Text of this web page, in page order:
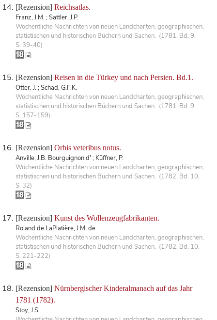
[Rezension] Reichsatlas.
Franz, J.M. ; Sattler, J.P.
Wöchentliche Nachrichten von neuen Landcharten, geographischen,
statistischen und historischen Büchern und Sachen. (1781, Bd. 9,
S. 39-40)
[Rezension] Reisen in die Türkey und nach Persien. Bd.1.
Otter, J. ; Schad, G.F.K.
Wöchentliche Nachrichten von neuen Landcharten, geographischen,
statistischen und historischen Büchern und Sachen. (1781, Bd. 9,
S. 157-159)
[Rezension] Orbis veteribus notus.
Anville, J.B. Bourguignon d' ; Küffner, P.
Wöchentliche Nachrichten von neuen Landcharten, geographischen,
statistischen und historischen Büchern und Sachen. (1782, Bd. 10,
S. 32)
[Rezension] Kunst des Wollenzeugfabrikanten.
Roland de LaPlatière, J.M. de
Wöchentliche Nachrichten von neuen Landcharten, geographischen,
statistischen und historischen Büchern und Sachen. (1782, Bd. 10,
S. 221-222)
[Rezension] Nürnbergischer Kinderalmanach auf das Jahr
1781 (1782).
Stoy, J.S.